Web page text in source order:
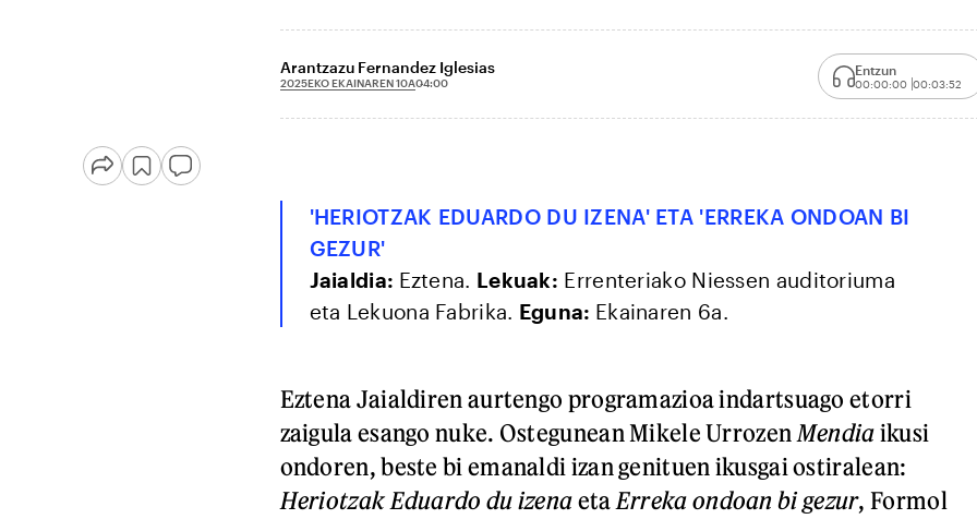
Arantzazu Fernandez Iglesias
2025EKO EKAINAREN 10A04:00
Entzun
00:00:00 00:03:52
'HERIOTZAK EDUARDO DU IZENA' ETA 'ERREKA ONDOAN BI
GEZUR'
Jaialdia: Eztena. Lekuak: Errenteriako Niessen auditoriuma
eta Lekuona Fabrika. Eguna: Ekainaren 6a.
Eztena Jaialdiren aurtengo programazioa indartsuago etorri
zaigula esango nuke. Ostegunean Mikele Urrozen Mendia ikusi
ondoren, beste bi emanaldi izan genituen ikusgai ostiralean:
Heriotzak Eduardo du izena eta Erreka ondoan bi gezur, Formol